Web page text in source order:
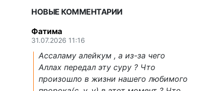
НОВЫЕ КОММЕНТАРИИ
Фатима
31.07.2026 11:16
Ассаламу алейкум , а из-за чего
Аллах передал эту суру ? Что
произошло в жизни нашего любимого